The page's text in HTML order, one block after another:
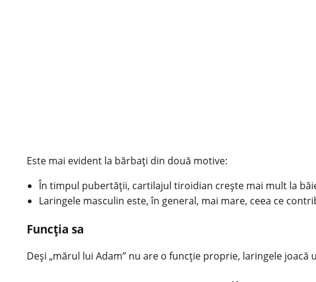
Este mai evident la bărbați din două motive:
În timpul pubertății, cartilajul tiroidian crește mai mult la
Laringele masculin este, în general, mai mare, ceea ce
Funcția sa
Deși „mărul lui Adam” nu are o funcție proprie, laringele